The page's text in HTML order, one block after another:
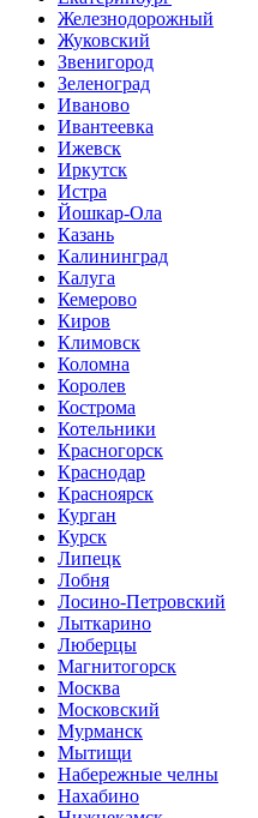
Железнодорожный
Жуковский
Звенигород
Зеленоград
Иваново
Ивантеевка
Ижевск
Иркутск
Истра
Йошкар-Ола
Казань
Калининград
Калуга
Кемерово
Киров
Климовск
Коломна
Королев
Кострома
Котельники
Красногорск
Краснодар
Красноярск
Курган
Курск
Липецк
Лобня
Лосино-Петровский
Лыткарино
Люберцы
Магнитогорск
Москва
Московский
Мурманск
Мытищи
Набережные челны
Нахабино